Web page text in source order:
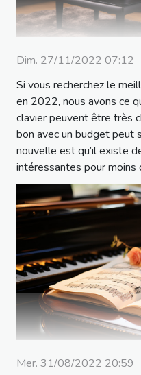
Dim. 27/11/2022 07:12
Si vous recherchez le
en 2022, nous avons ce
clavier peuvent être très
bon avec un budget peut
nouvelle est qu’il existe
intéressantes pour moins
Mer. 31/08/2022 20:59